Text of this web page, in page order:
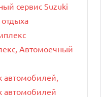
сервис Suzuki
Автомоечный
автомобилей,
автомобилей